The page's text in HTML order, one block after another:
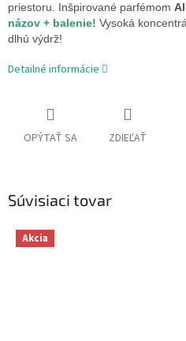
priestoru. Inšpirované parfémom
názov + balenie! Vysoká
dlhú výdrž!
Detailné informácie
OPÝTAŤ SA ZDIEĽAŤ
Súvisiaci tovar
Akcia